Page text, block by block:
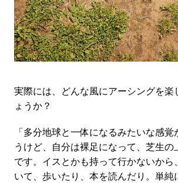
実際には、どんな風にアーシングを楽
ょうか？
「多分地球と一体になるみたいな感覚
うけど、自分は裸足になって、芝生の
です。イスとかも持って行かないから
いて、歩いたり、本を読んだり。単純